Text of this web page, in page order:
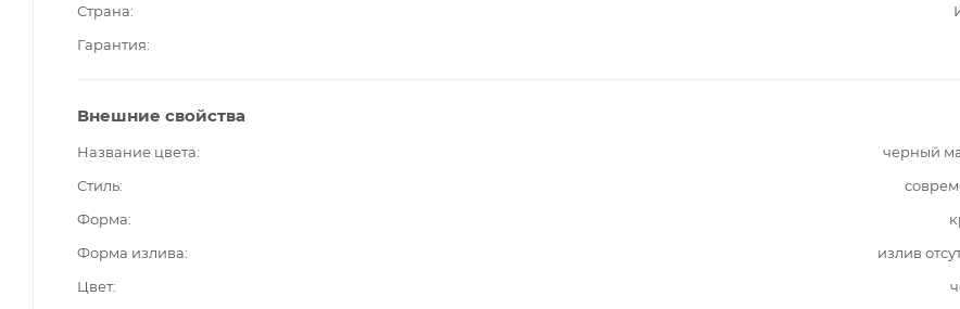
Страна
Гарантия
Внешние свойства
Название цвета
черный
Стиль
Форма
Форма излива
излив
Цвет